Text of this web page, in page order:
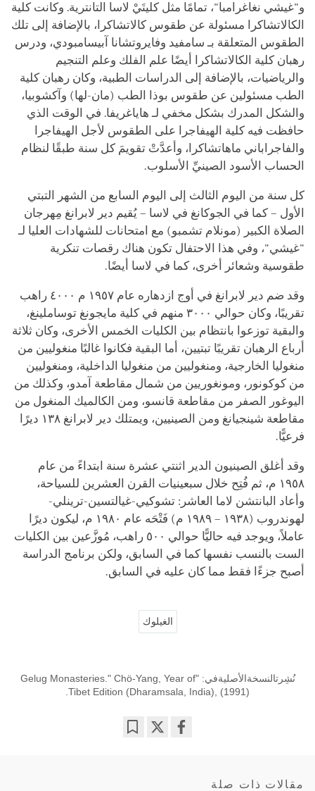
و"غيشي نغاغرامبا"، تمامًا مثل كليتَيْ لاسا التانترية. وكانت كلية
الكالاتشاكرا مسئولة عن طقوس كالاتشاكرا، بالإضافة إلى تلك
الطقوس المتعلقة بـ سامفيد وفايروتشانا آبيسامبودي، ودرس
رهبان كلية الكالاتشاكرا أيضًا علم الفلك وعلم التنجيم
والرياضيات، بالإضافة إلى الدراسات الطبية، وكان رهبان كلية
الطب مسئولين عن طقوس بوذا
الطب (مان-لها) وآكشوبيا،
والشكل المدرك بشكل مخفي لـ هاياغريفا. في الوقت الذي
حافظت فيه كلية الهيفاجرا على الطقوس لأجل الهيفاجرا
والفاجراباني ماهاتشاكرا، وأعدَّتْ تقويمَ كل سنة طبقًا لنظام
الحساب الأسود الصينيِّ الأسلوب.
كل سنة من اليوم الثالث إلى اليوم السابع من الشهر التبتي
الأول – كما في الجوكانغ في لاسا – يُقيم دير لابرانغ مِهرجان
الصلاة الكبير (مونلام تشمبو) مع امتحانات للشهادات العليا لـ
"غيشي"، وفي هذا الاحتفال تكون هناك رقصات تنكرية
طقوسية وشعائر أخرى، كما في لاسا أيضًا.
وقد ضم دير لابرانغ في أوج ازدهاره عام ١٩٥٧ م ٤٠٠٠ راهب
تقريبًا، وكان حوالي ٣٠٠٠ منهم في كلية مايجونغ توساملينغ،
والبقية توزعوا بانتظام بين الكليات الخمس الأخرى، وكان ثلاثة
أرباع الرهبان تقريبًا تبتيين، أما البقية فكانوا غالبًا منغوليين من
منغوليا الخارجية، ومنغوليين من منغوليا الداخلية، ومنغوليين
من كوكونور، ومونغوريين من شمال مقاطعة آمدو، وكذلك من
اليوغور الصفر من مقاطعة قانسو، ومن الكالميك المنغول من
مقاطعة شينجيانغ ومن الصينيين، ويمتلك دير لابرانغ ١٣٨ ديرًا
فرعيًّا.
وقد أغلق الصينيون الدير اثنتي عشرة سنة ابتداءً من عام
١٩٥٨ م، ثم فُتِح خلال سبعينيات القرن العشرين للسياحة،
وأعاد البانتشن لاما العاشر: تشوكيي-غيالتسين-ترينلي-
لهوندروب (١٩٣٨ – ١٩٨٩ م) فَتْحَه عام ١٩٨٠ م، ليكون ديرًا
عاملاً، ويوجد فيه حاليًّا حوالي ٥٠٠ راهب، مُوزَّعين بين الكليات
الست بالنسب نفسها كما في السابق، ولكن برنامج الدراسة
أصبح جزءًا فقط مما كان عليه في السابق.
الغيلوك
نُشِرتالنسخةالأصليةفي: "Gelug Monasteries." Chö-Yang, Year of
Tibet Edition (Dharamsala, India), (1991).
مقالات ذات صلة